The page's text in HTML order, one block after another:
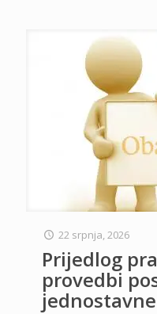
22 srpnja, 2026
Prijedlog
provedbi